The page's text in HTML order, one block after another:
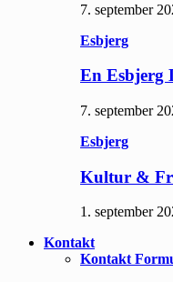
7. september
Esbjerg
En Esbjerg
7. september
Esbjerg
Kultur &
1. september
Kontakt
Kontakt